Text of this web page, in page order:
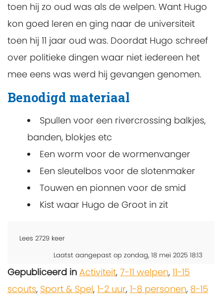
toen hij zo oud was als de welpen. Want Hugo
kon goed leren en ging naar de universiteit
toen hij 11 jaar oud was. Doordat Hugo schreef
over politieke dingen waar niet iedereen het
mee eens was werd hij gevangen genomen.
Benodigd materiaal
Spullen voor een rivercrossing balkjes,
banden, blokjes etc
Een worm voor de wormenvanger
Een sleutelbos voor de slotenmaker
Touwen en pionnen voor de smid
Kist waar Hugo de Groot in zit
Lees 2729 keer
Laatst aangepast op zondag, 18 mei 2025 18:13
Gepubliceerd in Activiteit, 7-11 welpen, 11-15
scouts, Sport & Spel, 1-2 uur, 1-8 personen, 8-15